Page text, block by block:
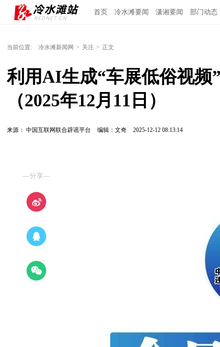
首页 冷水滩要闻 潇湘要闻 部门动态
当前位置: 冷水滩新闻网 > 关注 > 正文
利用AI生成“车展低俗视
（2025年12月11日）
来源： 中国互联网联合辟谣平台 编辑：文奇 2025-12-12 08:13:14
—分享—